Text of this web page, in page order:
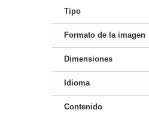
Tipo
Formato de la imagen
Dimensiones
Idioma
Contenido